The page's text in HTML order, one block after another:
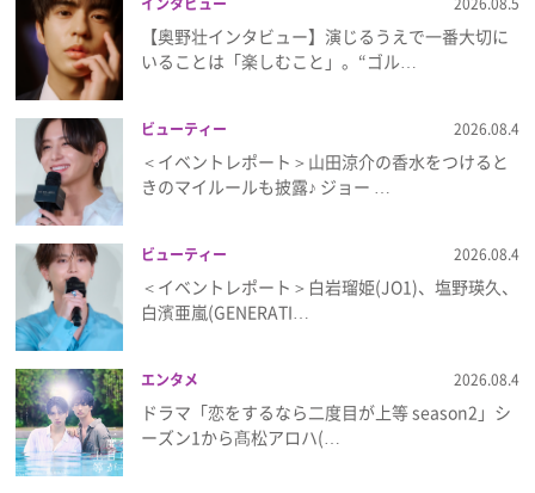
【奥野壮インタビュー】演じるうえで一番大切に
いることは「楽しむこと」。“ゴル…
ビューティー 2026.08.4
＜イベントレポート＞山田涼介の香水をつけると
きのマイルールも披露♪ ジョー …
ビューティー 2026.08.4
＜イベントレポート＞白岩瑠姫(JO1)、塩野瑛久、
白濱亜嵐(GENERATI…
エンタメ 2026.08.4
ドラマ「恋をするなら二度目が上等 season2」シ
ーズン1から髙松アロハ(…